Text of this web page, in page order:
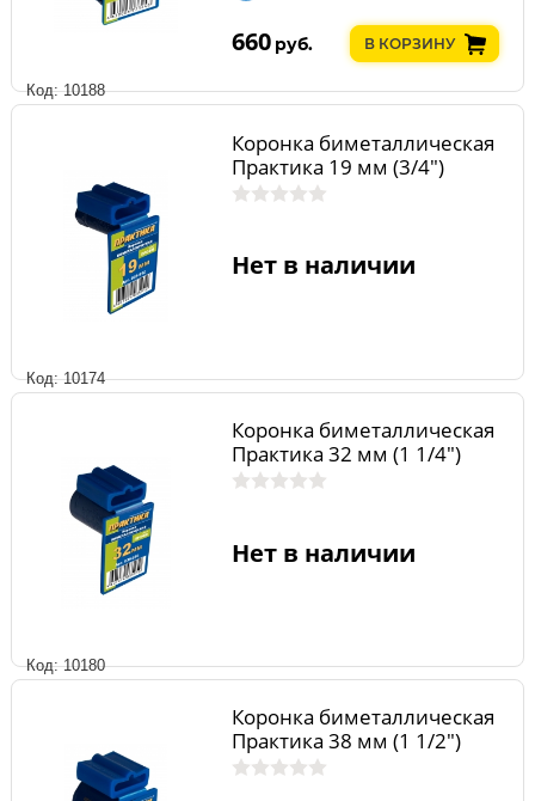
Код: 10188
660 руб. В КОРЗИНУ
Код: 10174
Коронка биметаллическая
Практика 19 мм (3/4")
Нет в наличии
Код: 10180
Коронка биметаллическая
Практика 32 мм (1 1/4")
Нет в наличии
Коронка биметаллическая
Практика 38 мм (1 1/2")